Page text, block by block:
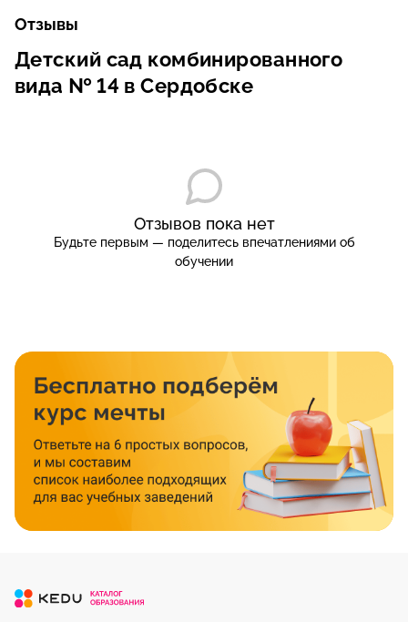
Отзывы
Детский сад комбинированного
вида № 14 в Сердобске
Отзывов пока нет
Будьте первым — поделитесь впечатлениями об
обучении